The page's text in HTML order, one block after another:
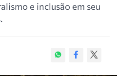
e inclusão em seu